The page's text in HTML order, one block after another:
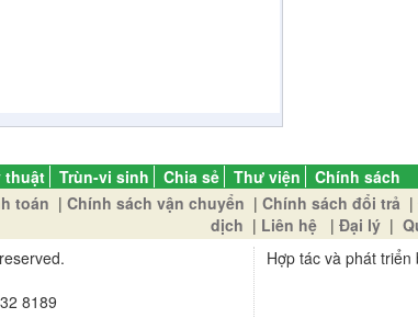
thuật Trùn-vi sinh Chia sẻ Thư viện
Chính sách
toán | Chính sách vận chuyển | Chính sách đổi trả |
dịch | Liên hệ | Đại lý |
8189
Hợp tác và phát triển